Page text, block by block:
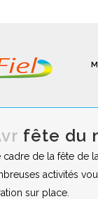
Programmes
fête du
cadre de la fête de
activités
sur place.